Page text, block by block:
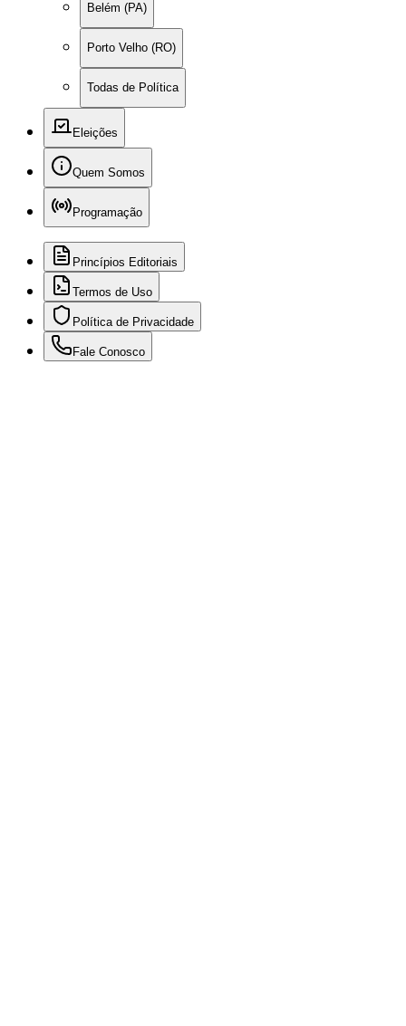
Belém (PA)
Porto Velho (RO)
Todas de Política
Eleições
Quem Somos
Programação
Princípios Editoriais
Termos de Uso
Política de Privacidade
Fale Conosco